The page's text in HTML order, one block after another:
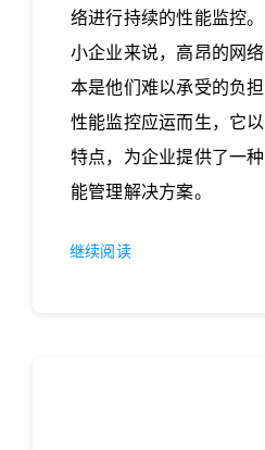
络进行持续的性能监控
小企业来说，高昂的网
本是他们难以承受的负
性能监控应运而生，它
特点，为企业提供了一
能管理解决方案。
继续阅读